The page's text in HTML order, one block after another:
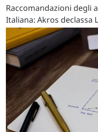
Raccomandazioni degli
Italiana: Akros declassa